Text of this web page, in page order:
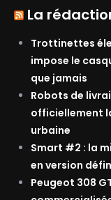
La
Trottinettes
impose le
que jamais
Robots de
officiellement
urbaine
Smart #2 : la
en version
Peugeot 308